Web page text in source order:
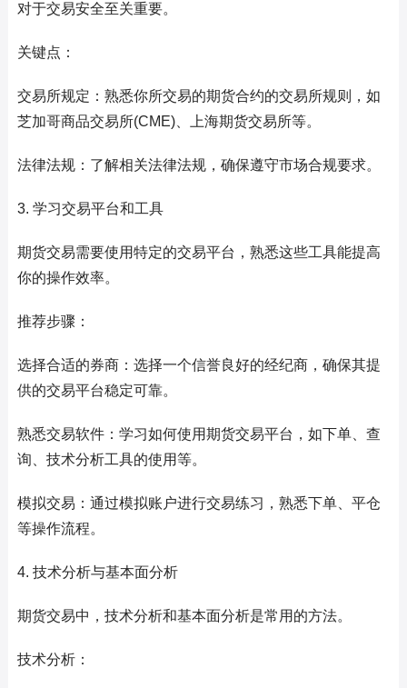
对于交易安全至关重要。
关键点：
交易所规定：熟悉你所交易的期货合约的交易所规则，如
芝加哥商品交易所(CME)、上海期货交易所等。
法律法规：了解相关法律法规，确保遵守市场合规要求。
3. 学习交易平台和工具
期货交易需要使用特定的交易平台，熟悉这些工具能提高
你的操作效率。
推荐步骤：
选择合适的券商：选择一个信誉良好的经纪商，确保其提
供的交易平台稳定可靠。
熟悉交易软件：学习如何使用期货交易平台，如下单、查
询、技术分析工具的使用等。
模拟交易：通过模拟账户进行交易练习，熟悉下单、平仓
等操作流程。
4. 技术分析与基本面分析
期货交易中，技术分析和基本面分析是常用的方法。
技术分析：